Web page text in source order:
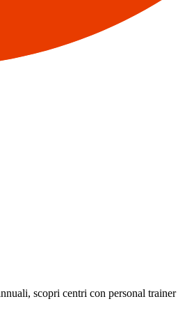
scopri centri con personal